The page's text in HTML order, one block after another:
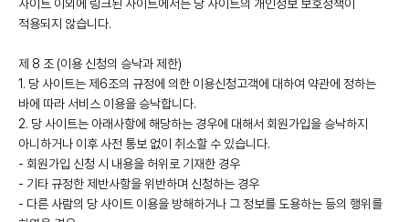
사이트 이외에 링크된 사이트에서는 당 사이트의 개인정보 보호정책이
적용되지 않습니다.
제 8 조 (이용 신청의 승낙과 제한)
1. 당 사이트는 제6조의 규정에 의한 이용신청고객에 대하여 약관에 정하는
바에 따라 서비스 이용을 승낙합니다.
2. 당 사이트는 아래사항에 해당하는 경우에 대해서 회원가입을 승낙하지
아니하거나 이후 사전 통보 없이 취소할 수 있습니다.
- 회원가입 신청 시 내용을 허위로 기재한 경우
- 기타 규정한 제반사항을 위반하며 신청하는 경우
- 다른 사람의 당 사이트 이용을 방해하거나 그 정보를 도용하는 등의 행위를